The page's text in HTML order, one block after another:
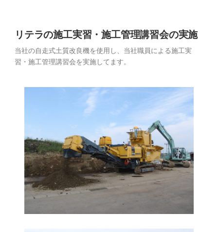
リテラの施工実習・施工管理講習会の実施
当社の自走式土質改良機を使用し、当社職員による施工実
習・施工管理講習会を実施してます。